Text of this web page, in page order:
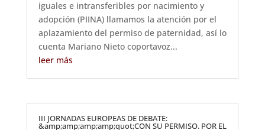
iguales e intransferibles por nacimiento y
adopción (PIINA) llamamos la atención por el
aplazamiento del permiso de paternidad, así lo
cuenta Mariano Nieto coportavoz...
leer más
III JORNADAS EUROPEAS DE DEBATE:
&amp;amp;amp;amp;quot;CON SU PERMISO. POR EL